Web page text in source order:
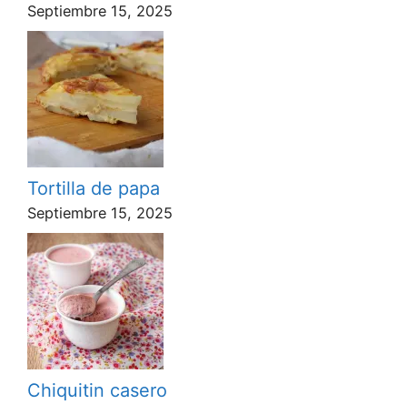
Septiembre 15, 2025
Tortilla de papa
Septiembre 15, 2025
Chiquitin casero